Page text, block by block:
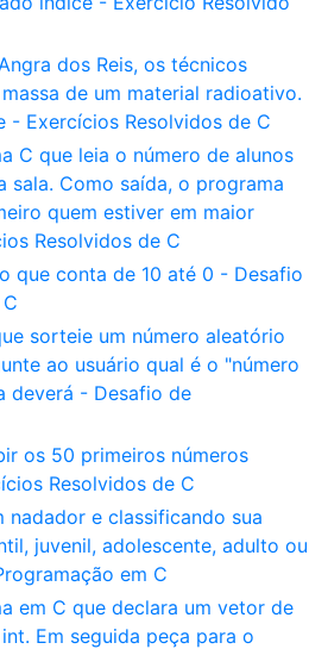
dos Reis, os técnicos
de um material radioativo.
- Exercícios Resolvidos de C
C que leia o número de alunos
sala. Como saída, o programa
quem estiver em maior
Resolvidos de C
que conta de 10 até 0 - Desafio
sorteie um número aleatório
ao usuário qual é o "número
deverá - Desafio de
os 50 primeiros números
Resolvidos de C
nadador e classificando sua
juvenil, adolescente, adulto ou
em C
em C que declara um vetor de
Em seguida peça para o